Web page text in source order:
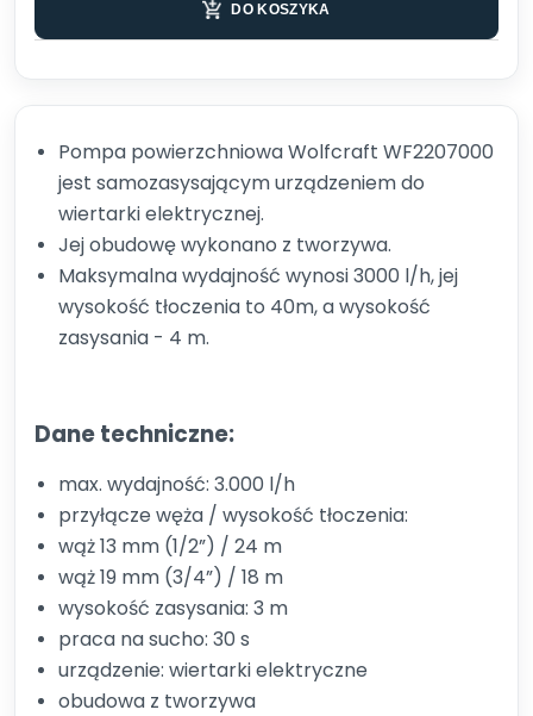
DO KOSZYKA
Pompa powierzchniowa Wolfcraft WF2207000
jest samozasysającym urządzeniem do
wiertarki elektrycznej.
Jej obudowę wykonano z tworzywa.
Maksymalna wydajność wynosi 3000 l/h, jej
wysokość tłoczenia to 40m, a wysokość
zasysania - 4 m.
Dane techniczne:
max. wydajność: 3.000 l/h
przyłącze węża / wysokość tłoczenia:
wąż 13 mm (1/2”) / 24 m
wąż 19 mm (3/4”) / 18 m
wysokość zasysania: 3 m
praca na sucho: 30 s
urządzenie: wiertarki elektryczne
obudowa z tworzywa